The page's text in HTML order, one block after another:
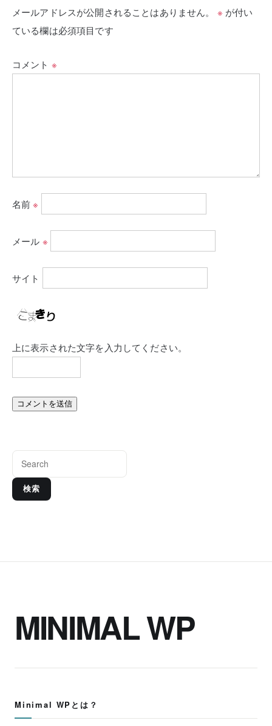
メールアドレスが公開されることはありません。 ※ が付い
ている欄は必須項目です
コメント ※
名前※
メール ※
サイト
上に表示された文字を入力してください。
検索
MINIMAL WP
Minimal WPとは？